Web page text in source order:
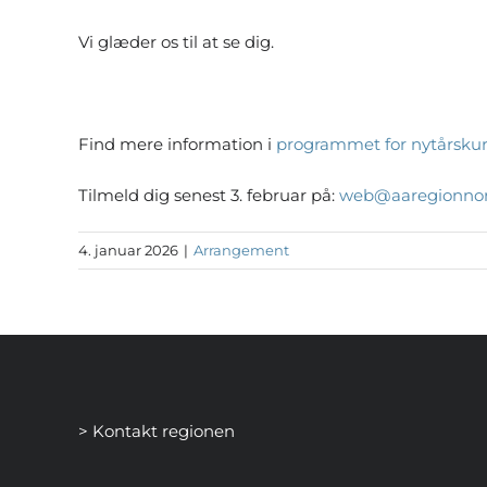
Vi glæder os til at se dig.
Find mere information i programmet for
Tilmeld dig senest 3. februar på:
4. januar 2026 | Arrangement
> Kontakt regionen